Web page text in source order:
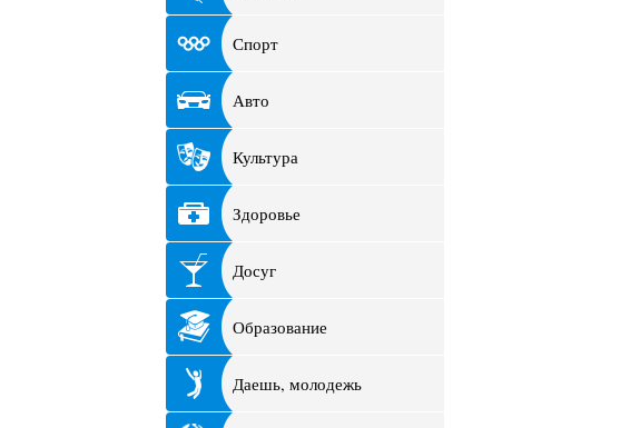
Спорт
Авто
Культура
Здоровье
Досуг
Образование
Даешь, молодежь